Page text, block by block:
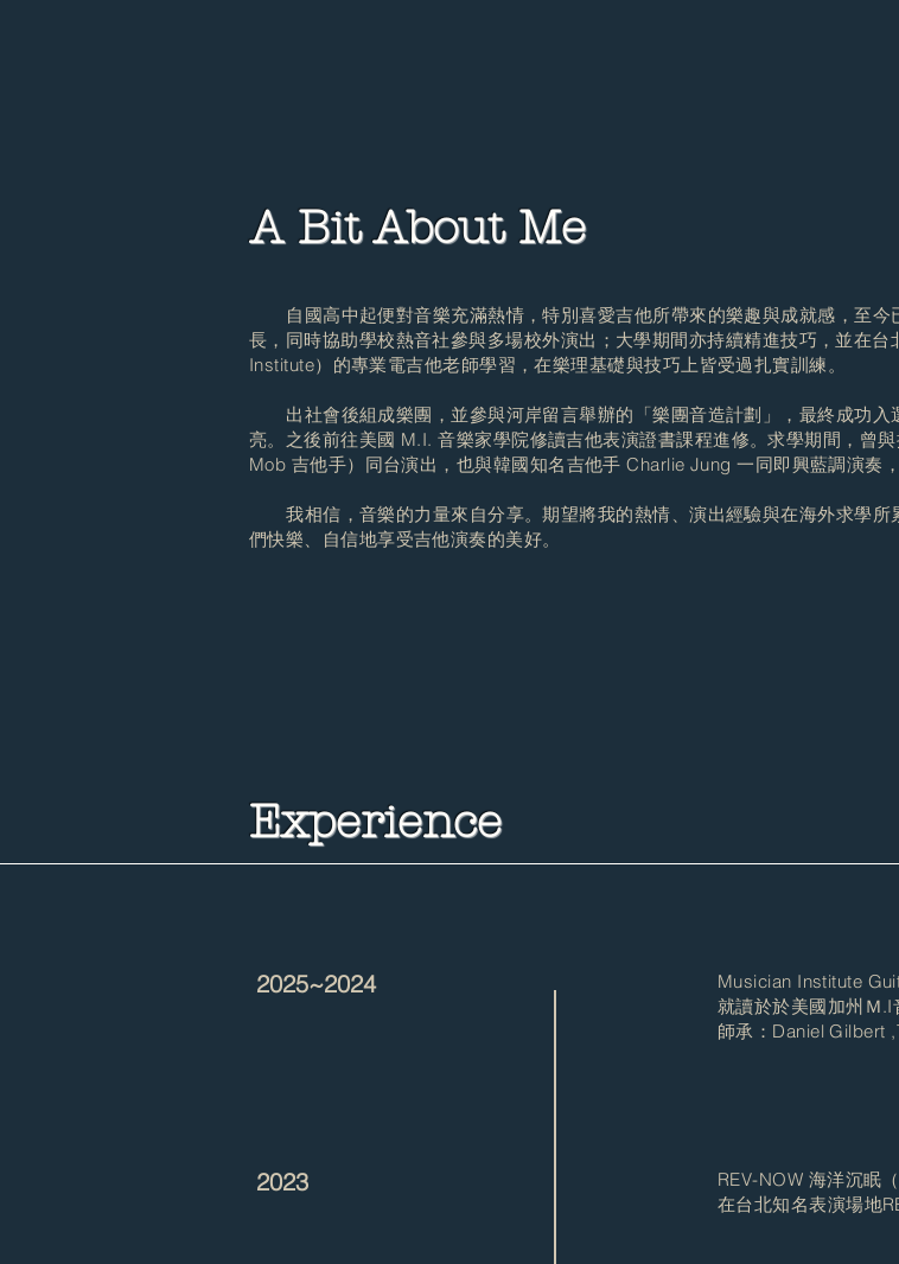
A Bit About Me
自國高中起便對音樂充滿熱情，特別喜愛吉他所帶來的樂趣與成就感，至今
長，同時協助學校熱音社參與多場校外演出；大學期間亦持續精進技巧，並在
Institute）的專業電吉他老師學習，在樂理基礎與技巧上皆受過扎實訓練。
出社會後組成樂團，並參與河岸留言舉辦的「樂團音造計劃」，最終成功入
亮。之後前往美國 M.I. 音樂家學院修讀吉他表演證書課程進修。求學期間，曾
Mob 吉他手）同台演出，也與韓國知名吉他手 Charlie Jung 一同即興藍調演奏
我相信，音樂的力量來自分享。期望將我的熱情、演出經驗與在海外求學所
們快樂、自信地享受吉他演奏的美好。
Experience
2025~2024
2023
Musician Institute
就讀於於美國加州Ｍ
師承：Daniel Gilbert
REV-NOW 海洋沉眠
在台北知名表演場地